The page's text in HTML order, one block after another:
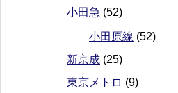
小田急 (52)
小田原線 (52)
新京成 (25)
東京メトロ (9)